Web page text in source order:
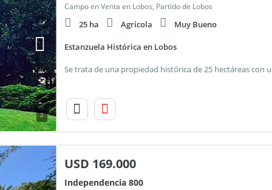
2
Campo en Venta en Lobos, Partido de Lobos
25 ha Agricola Muy Bueno
Estanzuela Histórica en Lobos
USD 169.000
Independencia 800